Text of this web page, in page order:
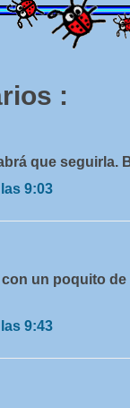
:
que seguirla.
9:03
un poquito
9:43